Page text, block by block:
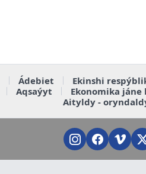
Ádebiet Ekinshi
Aqsaýyt Ekonomika jáne
Aityldy -